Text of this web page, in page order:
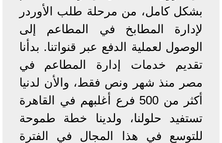
بشكل كامل، من مرحلة طلب الأوردر
لإدارة المطابخ في المطاعم إلى
الوصول لعملية الدفع عبر قنواتنا. بدأنا
تقديم خدمات إدارة المطاعم في
مصر منذ شهر ونص فقط، والأن لدنيا
أكثر من 500 فرع أغلبهم في القاهرة
تستفيد حلولنا، ولدينا خطة طموحة
للتوسع في هذا المجال في الفترة